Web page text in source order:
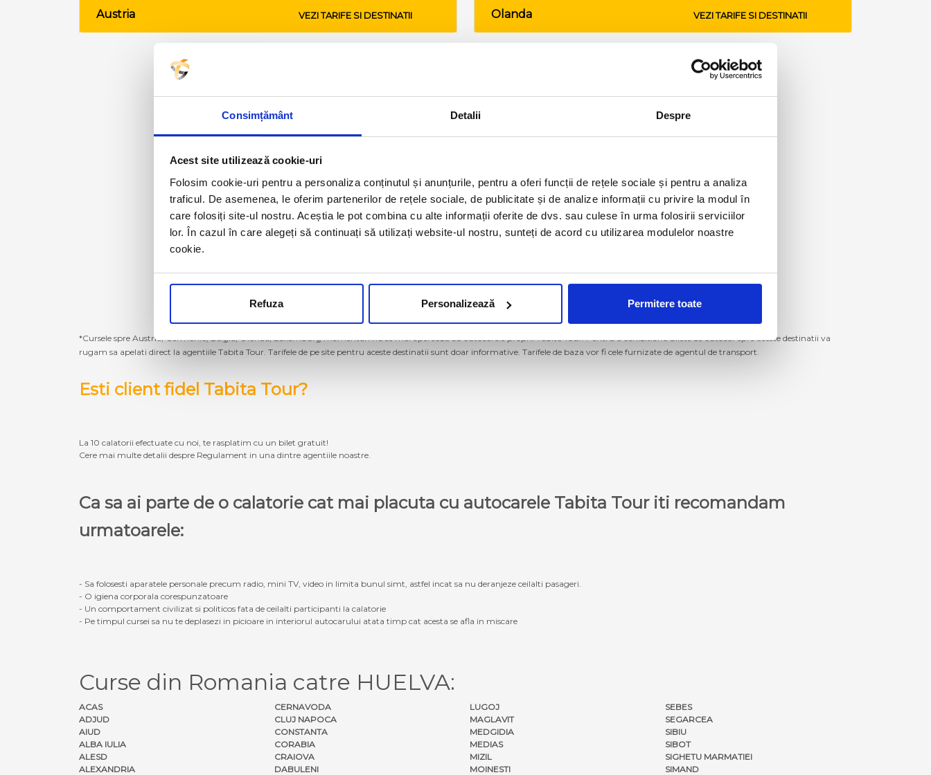
Consimțământ Detalii Despre
Acest site utilizează cookie-uri
Folosim cookie-uri pentru a personaliza conținutul și anunțurile, pentru a oferi funcții de rețele sociale și pentru a analiza
traficul. De asemenea, le oferim partenerilor de rețele sociale, de publicitate și de analize informații cu privire la modul în
care folosiți site-ul nostru. Aceștia le pot combina cu alte informații oferite de dvs. sau culese în urma folosirii serviciilor
lor. În cazul în care alegeți să continuați să utilizați website-ul nostru, sunteți de acord cu utilizarea modulelor noastre
cookie.
Refuza Personalizează Permitere toate
Austria VEZI TARIFE SI DESTINATII Olanda VEZI TARIFE SI DESTINATII
*Cursele spre Austria, Germania, Belgia, Olanda, Luxemburg momentan nu se mai operează cu autocarele proprii Tabita Tour. Pentru a achizitiona bilete de autocar spre aceste destinatii va
rugam sa apelati direct la agentiile Tabita Tour. Tarifele de pe site pentru aceste destinatii sunt doar informative. Tarifele de baza vor fi cele furnizate de agentul de transport.
Esti client fidel Tabita Tour?
La 10 calatorii efectuate cu noi, te rasplatim cu un bilet gratuit!
Cere mai multe detalii despre Regulament in una dintre agentiile noastre.
Ca sa ai parte de o calatorie cat mai placuta cu autocarele Tabita Tour iti recomandam
urmatoarele:
- Sa folosesti aparatele personale precum radio, mini TV, video in limita bunul simt, astfel incat sa nu deranjeze ceilalti pasageri.
- O igiena corporala corespunzatoare
- Un comportament civilizat si politicos fata de ceilalti participanti la calatorie
- Pe timpul cursei sa nu te deplasezi in picioare in interiorul autocarului atata timp cat acesta se afla in miscare
Curse din Romania catre HUELVA:
ACAS
ADJUD
AIUD
ALBA IULIA
ALESD
ALEXANDRIA
CERNAVODA
CLUJ NAPOCA
CONSTANTA
CORABIA
CRAIOVA
DABULENI
LUGOJ
MAGLAVIT
MEDGIDIA
MEDIAS
MIZIL
MOINESTI
SEBES
SEGARCEA
SIBIU
SIBOT
SIGHETU MARMATIEI
SIMAND